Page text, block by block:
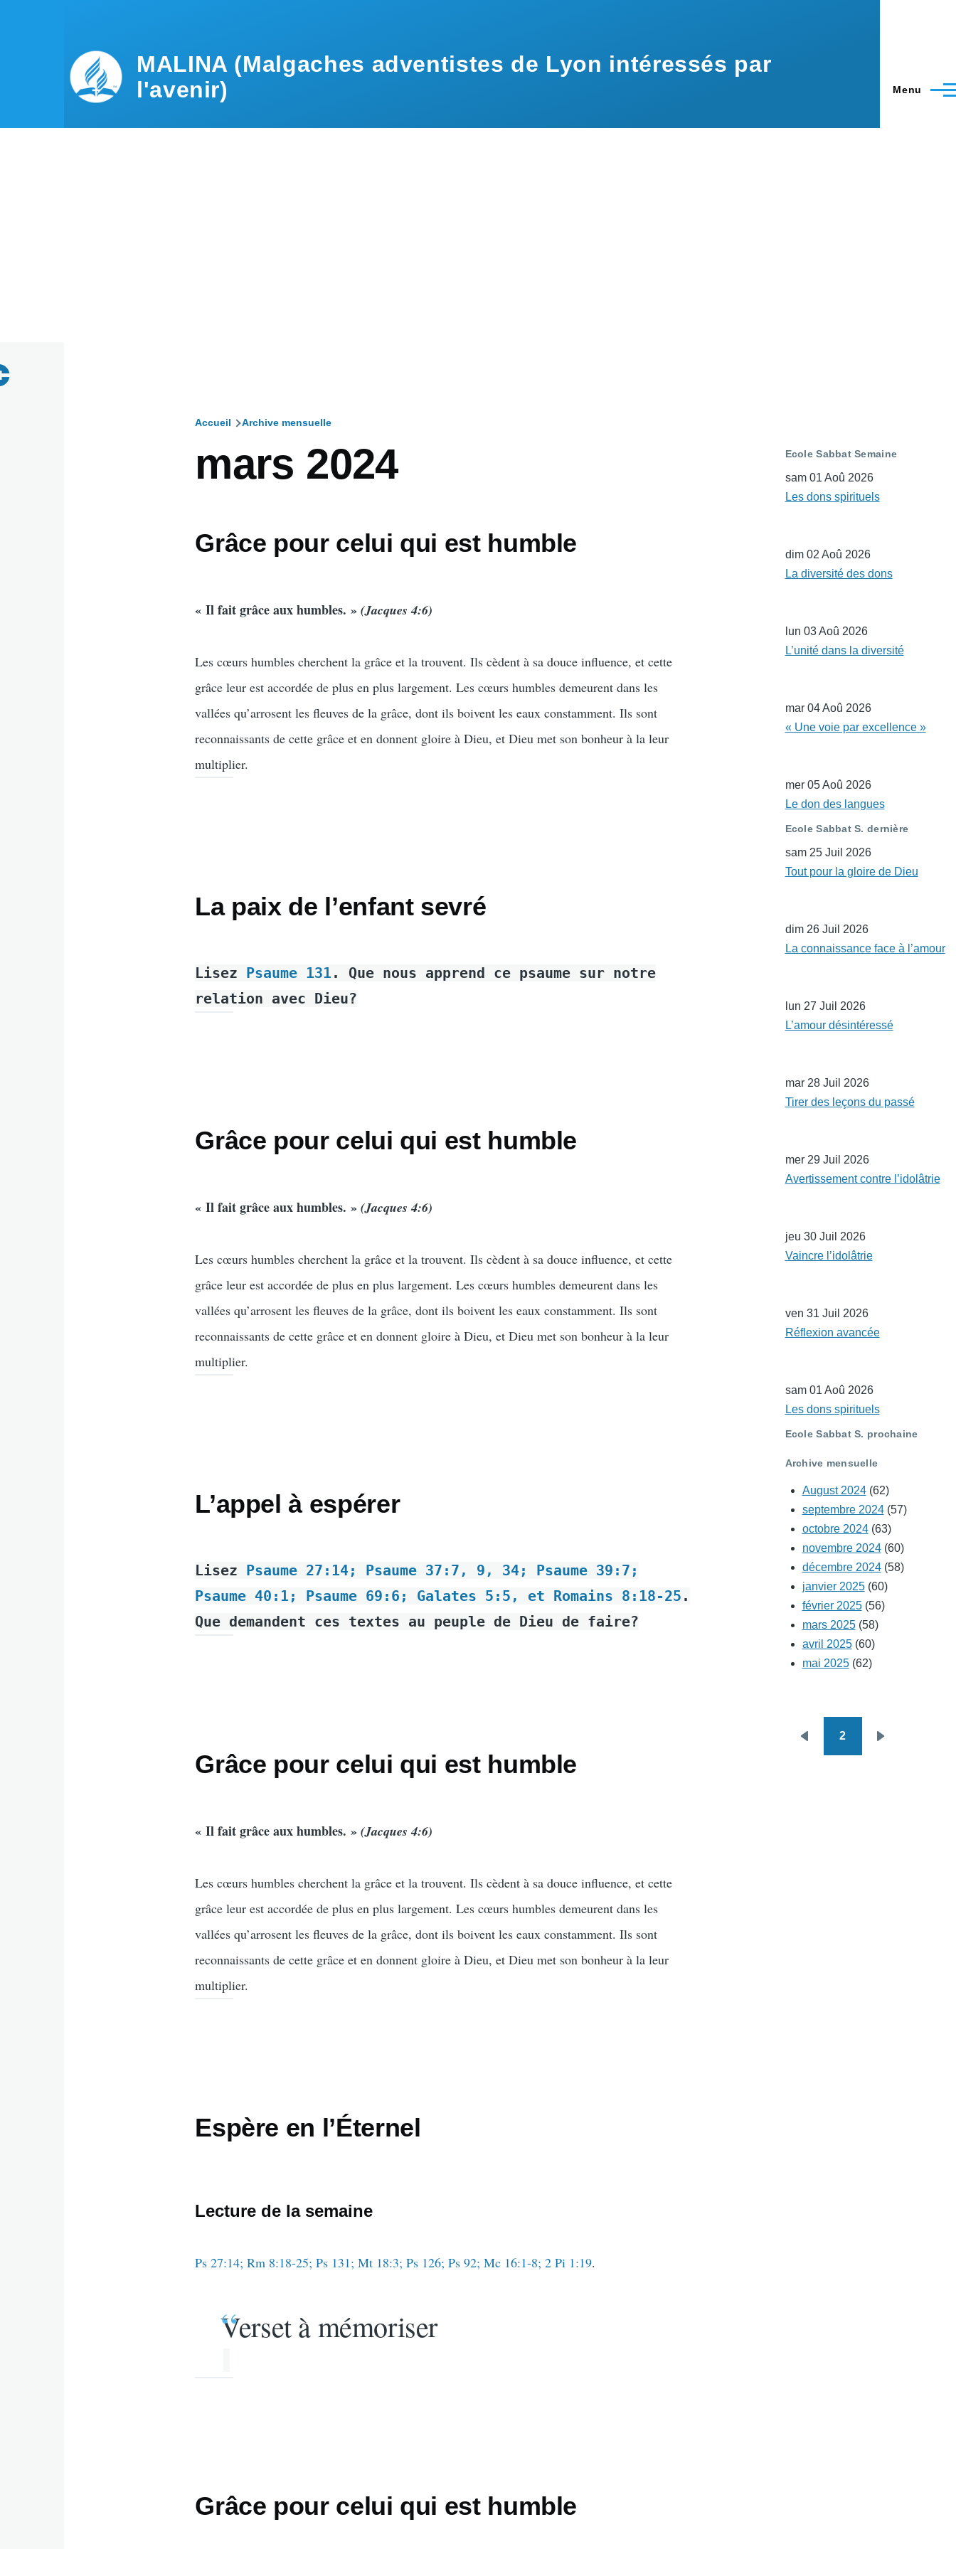
MALINA (Malgaches adventistes de Lyon intéressés par
l'avenir)
Menu
d'Ariane
Accueil Archive mensuelle
mars 2024
Grâce pour celui qui est humble
« Il fait grâce aux humbles. » (Jacques 4:6)
Les cœurs humbles cherchent la grâce et la trouvent. Ils cèdent à sa douce influence, et cette
grâce leur est accordée de plus en plus largement. Les cœurs humbles demeurent dans les
vallées qu’arrosent les fleuves de la grâce, dont ils boivent les eaux constamment. Ils sont
reconnaissants de cette grâce et en donnent gloire à Dieu, et Dieu met son bonheur à la leur
multiplier.
La paix de l’enfant sevré
Lisez Psaume 131 . Que nous apprend ce psaume sur notre
relation avec Dieu?
Grâce pour celui qui est humble
« Il fait grâce aux humbles. » (Jacques 4:6)
Les cœurs humbles cherchent la grâce et la trouvent. Ils cèdent à sa douce influence, et cette
grâce leur est accordée de plus en plus largement. Les cœurs humbles demeurent dans les
vallées qu’arrosent les fleuves de la grâce, dont ils boivent les eaux constamment. Ils sont
reconnaissants de cette grâce et en donnent gloire à Dieu, et Dieu met son bonheur à la leur
multiplier.
L’appel à espérer
Lisez Psaume 27:14; Psaume 37:7, 9, 34; Psaume 39:7;
Psaume 40:1; Psaume 69:6; Galates 5:5, et Romains 8:18-25 .
Que demandent ces textes au peuple de Dieu de faire?
Grâce pour celui qui est humble
« Il fait grâce aux humbles. » (Jacques 4:6)
Les cœurs humbles cherchent la grâce et la trouvent. Ils cèdent à sa douce influence, et cette
grâce leur est accordée de plus en plus largement. Les cœurs humbles demeurent dans les
vallées qu’arrosent les fleuves de la grâce, dont ils boivent les eaux constamment. Ils sont
reconnaissants de cette grâce et en donnent gloire à Dieu, et Dieu met son bonheur à la leur
multiplier.
Espère en l’Éternel
Lecture de la semaine
Ps 27:14; Rm 8:18-25; Ps 131; Mt 18:3; Ps 126; Ps 92; Mc 16:1-8; 2 Pi 1:19.
Verset à mémoriser
Grâce pour celui qui est humble
Ecole Sabbat Semaine
sam 01 Aoû 2026
Les dons spirituels
dim 02 Aoû 2026
La diversité des dons
lun 03 Aoû 2026
L’unité dans la diversité
mar 04 Aoû 2026
« Une voie par excellence »
mer 05 Aoû 2026
Le don des langues
Ecole Sabbat S. dernière
sam 25 Juil 2026
Tout pour la gloire de Dieu
dim 26 Juil 2026
La connaissance face à l’amour
lun 27 Juil 2026
L’amour désintéressé
mar 28 Juil 2026
Tirer des leçons du passé
mer 29 Juil 2026
Avertissement contre l’idolâtrie
jeu 30 Juil 2026
Vaincre l’idolâtrie
ven 31 Juil 2026
Réflexion avancée
sam 01 Aoû 2026
Les dons spirituels
Ecole Sabbat S. prochaine
Archive mensuelle
August 2024(62)
septembre 2024(57)
octobre 2024(63)
novembre 2024(60)
décembre 2024(58)
janvier 2025(60)
février 2025(56)
mars 2025(58)
avril 2025(60)
mai 2025(62)
Pagination
Page
2